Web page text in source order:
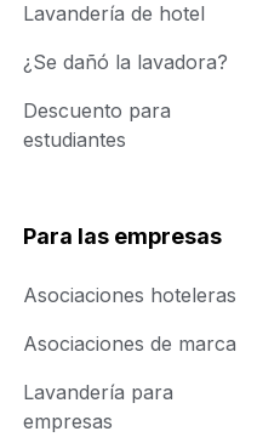
Lavandería de hotel
¿Se dañó la lavadora?
Descuento para
estudiantes
Para las empresas
Asociaciones hoteleras
Asociaciones de marca
Lavandería para
empresas